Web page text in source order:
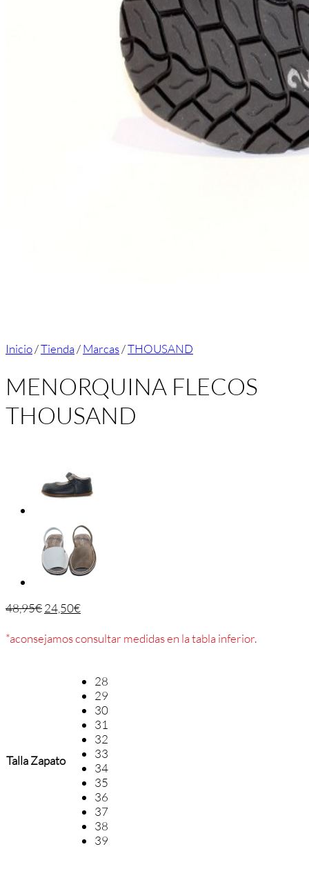
Inicio/Tienda/Marcas/THOUSAND
MENORQUINA FLECOS
THOUSAND
48,95€24,50€
*aconsejamos consultar medidas en la tabla inferior.
Talla Zapato
28
29
30
31
32
33
34
35
36
37
38
39